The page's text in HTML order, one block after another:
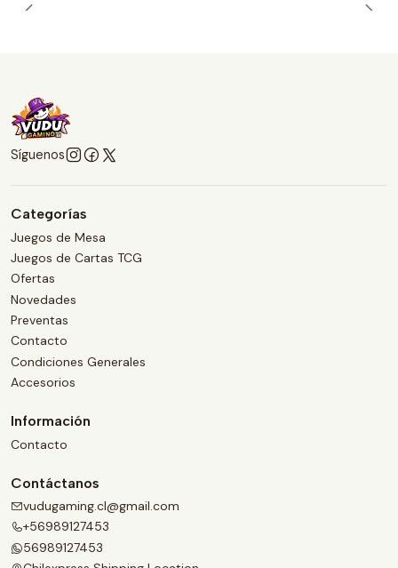
Síguenos
Categorías
Juegos de Mesa
Juegos de Cartas TCG
Ofertas
Novedades
Preventas
Contacto
Condiciones Generales
Accesorios
Información
Contacto
Contáctanos
vudugaming.cl@gmail.com
+56989127453
56989127453